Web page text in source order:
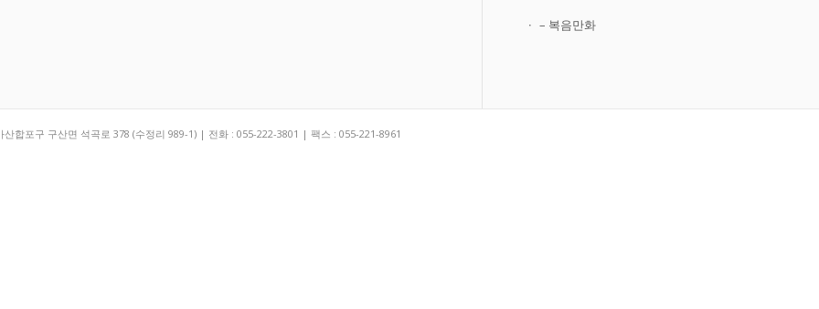
– 복음만화
합포구 구산면 석곡로 378 (수정리 989-1) | 전화 : 055-222-3801 | 팩스 : 055-221-8961